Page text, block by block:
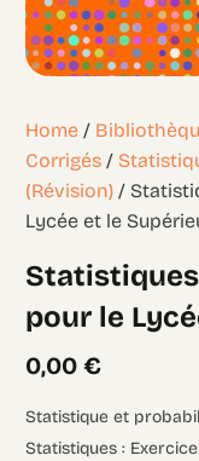
Home /
Corrigés /
(Révision) /
Lycée et le
pour le
0,00€
Statistique et
Statistiques :